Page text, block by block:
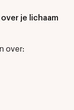
je lichaam
over: